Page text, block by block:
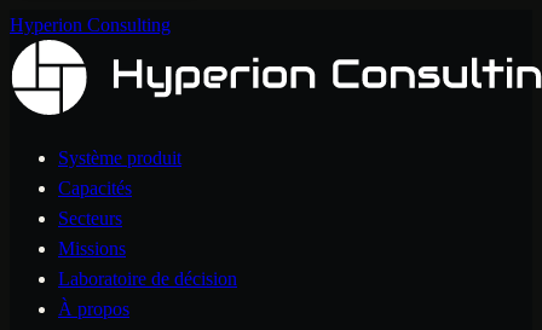
Hyperion Consulting
Système produit
Capacités
Secteurs
Missions
Laboratoire de décision
À propos